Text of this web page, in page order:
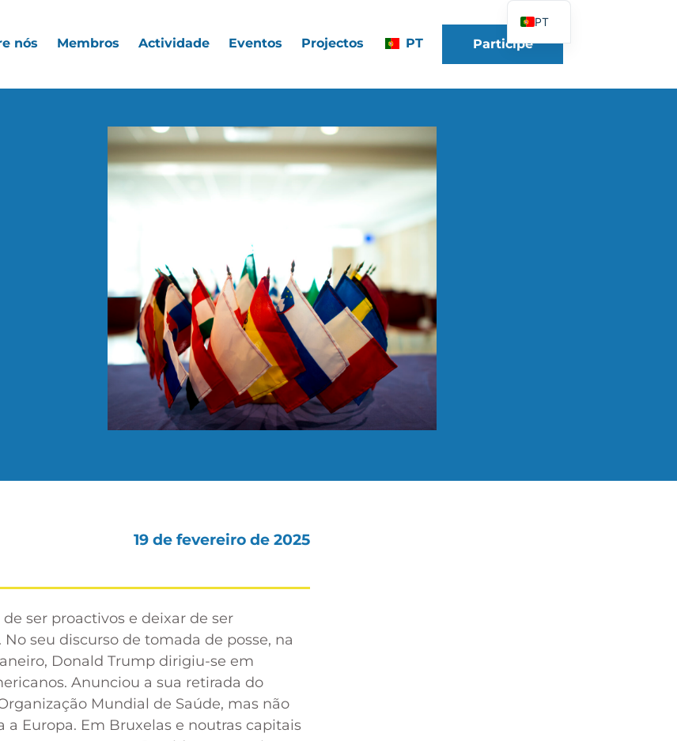
nós Membros Actividade Eventos Projectos PT Participe
19 de fevereiro de 2025
ser proactivos e deixar de ser
seu discurso de tomada de posse, na
Donald Trump dirigiu-se em
Anunciou a sua retirada do
Mundial de Saúde, mas não
a Europa. Em Bruxelas e noutras capitais
PT
FR